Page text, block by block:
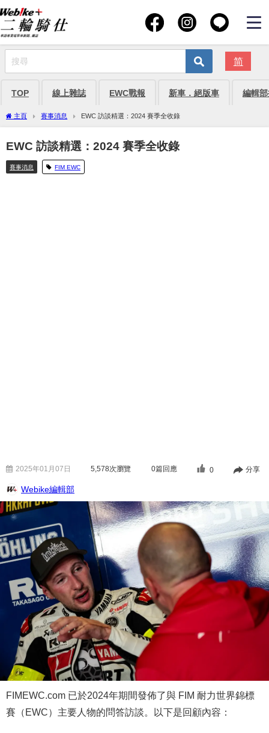
简
TOP 線上雜誌 EWC戰報 新車．絕版車 編輯
主頁 賽事消息 EWC 訪談精選：2024 賽季全收錄
EWC 訪談精選：2024 賽季全收錄
賽事消息 FIM EWC
2025年01月07日 5,578次瀏覽 0篇回應 0 分享
Webike編輯部
FIMEWC.com 已於2024年期間發佈了與 FIM 耐力世界錦標
賽（EWC）主要人物的問答訪談。以下是回顧內容：